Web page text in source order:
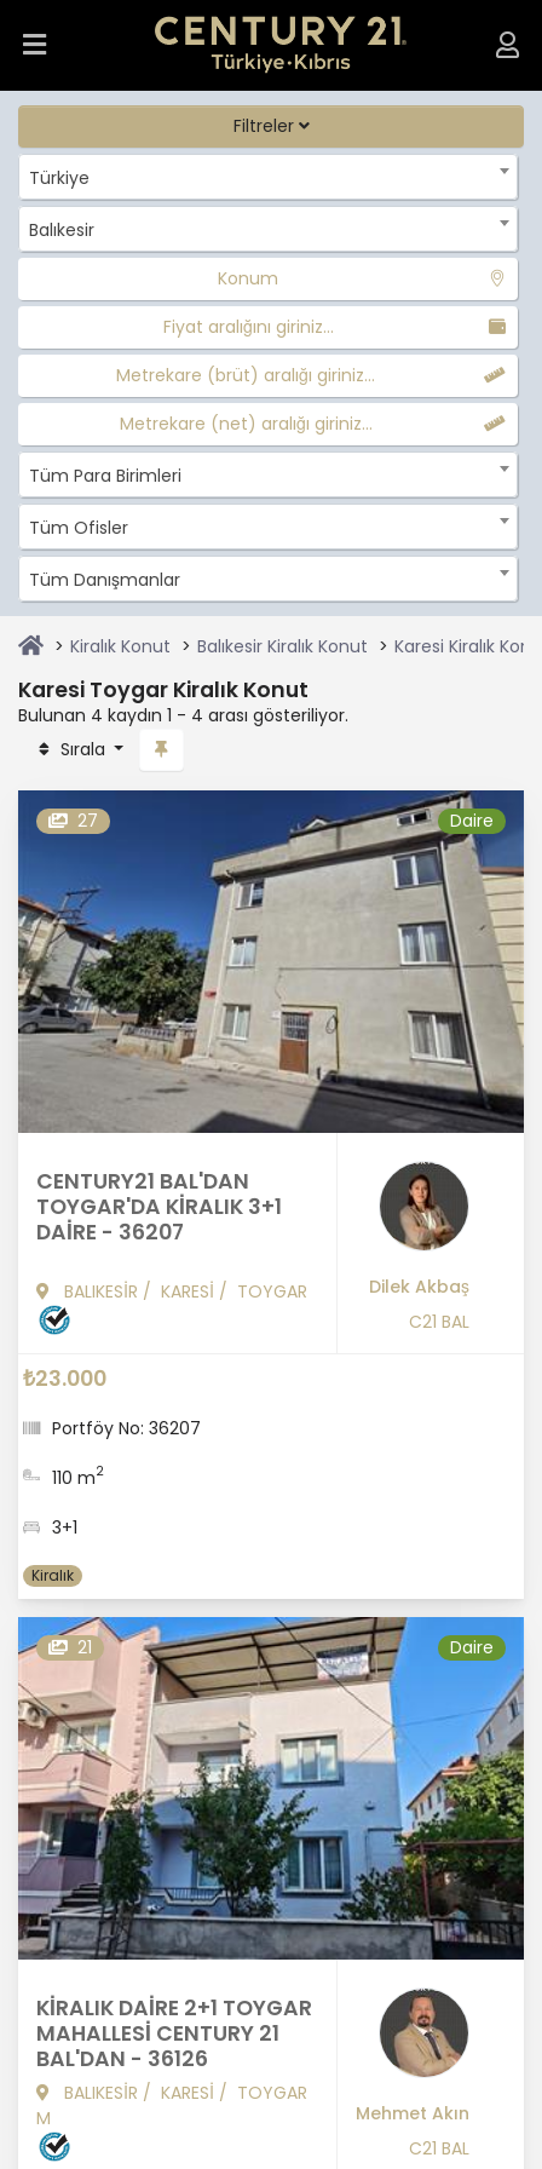
Filtreler
Türkiye
Balıkesir
Konum
Fiyat aralığını giriniz...
Metrekare (brüt) aralığı giriniz...
Metrekare (net) aralığı giriniz...
Tüm Para Birimleri
Tüm Ofisler
Tüm Danışmanlar
Kiralık Konut Balıkesir Kiralık Konut Karesi Kiralık
Karesi Toygar Kiralık Konut
Bulunan 4 kaydın 1 - 4 arası gösteriliyor.
Sırala
27 Daire
CENTURY21 BAL'DAN
TOYGAR'DA KİRALIK 3+1
DAİRE - 36207
BALIKESİR / KARESİ / TOYGAR
Dilek Akbaş
C21 BAL
₺23.000
Portföy No: 36207
110 m2
3+1
Kiralık
21 Daire
KİRALIK DAİRE 2+1 TOYGAR
MAHALLESİ CENTURY 21
BAL'DAN - 36126
BALIKESİR / KARESİ / TOYGAR
M
Mehmet Akın
C21 BAL